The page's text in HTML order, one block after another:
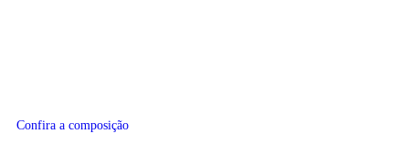
Confira a composição